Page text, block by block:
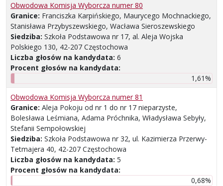
Obwodowa Komisja Wyborcza numer 80
Granice: Franciszka Karpińskiego, Maurycego Mochnackiego,
Stanisława Przybyszewskiego, Wacława Sieroszewskiego
Siedziba: Szkoła Podstawowa nr 17, al. Aleja Wojska
Polskiego 130, 42-207 Częstochowa
Liczba głosów na kandydata: 6
Procent głosów na kandydata:
1,61%
Obwodowa Komisja Wyborcza numer 81
Granice: Aleja Pokoju od nr 1 do nr 17 nieparzyste,
Bolesława Leśmiana, Adama Próchnika, Władysława Sebyły,
Stefanii Sempołowskiej
Siedziba: Szkoła Podstawowa nr 32, ul. Kazimierza Przerwy-
Tetmajera 40, 42-207 Częstochowa
Liczba głosów na kandydata: 5
Procent głosów na kandydata:
0,68%